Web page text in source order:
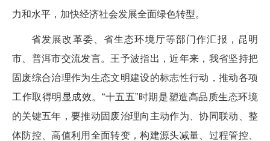
力和水平，加快经济社会发展全面绿色转型。
省发展改革委、省生态环境厅等部门作汇报，昆明
市、普洱市交流发言。王予波指出，近年来，我省坚持把
固废综合治理作为生态文明建设的标志性行动，推动各项
工作取得明显成效。“十五五”时期是塑造高品质生态环境
的关键五年，要推动固废治理向主动作为、协同联动、整
体防控、高值利用全面转变，构建源头减量、过程管控、